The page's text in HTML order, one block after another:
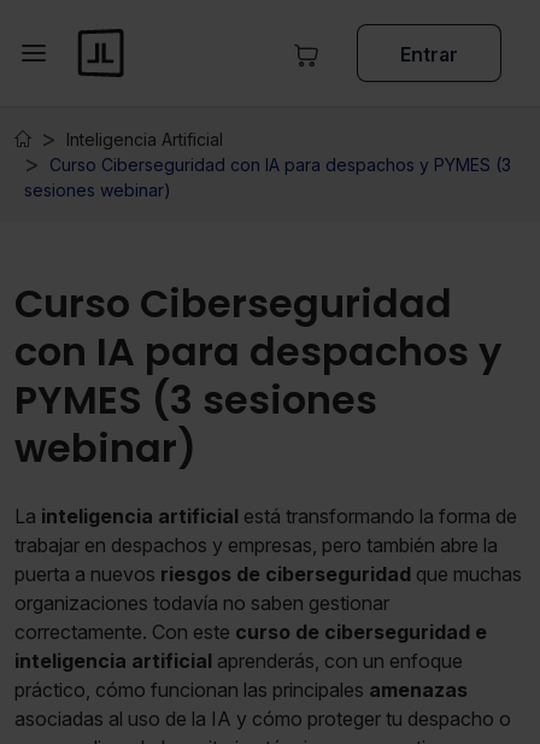
Entrar
Inteligencia Artificial
Curso Ciberseguridad con IA para despachos y PYMES (3
sesiones webinar)
Curso Ciberseguridad
con IA para despachos y
PYMES (3 sesiones
webinar)
La inteligencia artificial está transformando la forma de
trabajar en despachos y empresas, pero también abre la
puerta a nuevos riesgos de ciberseguridad que muchas
organizaciones todavía no saben gestionar
correctamente. Con este curso de ciberseguridad e
inteligencia artificial aprenderás, con un enfoque
práctico, cómo funcionan las principales amenazas
asociadas al uso de la IA y cómo proteger tu despacho o